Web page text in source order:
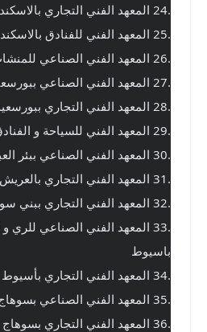
.24 المعهد الفني التجاري بالاسكندرية
.25 المعهد الفني للفنادق بالاسكندرية
.26 المعهد الفني الصناعي للمنشات البحرية ببورسعيد
.27 المعهد الفني الصناعي ببورسعيد
.28 المعهد الفني التجاري ببورسعيد
.29 المعهد الفني للسياحة و الفنادق ببورسعيد
.30 المعهد الفني الصناعي ببئر العبد
.31 المعهد الفني التجاري بالعريش
.32 المعهد الفني التجاري ببني سويف
باسيوط
.34 المعهد الفني التجاري بأسيوط
.35 المعهد الفني الصناعي بسوهاج
.36 المعهد الفني التجاري بسوهاج